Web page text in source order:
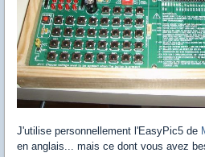
J'utilise personnellement l'EasyPic5 de
en anglais... mais ce dont vous avez